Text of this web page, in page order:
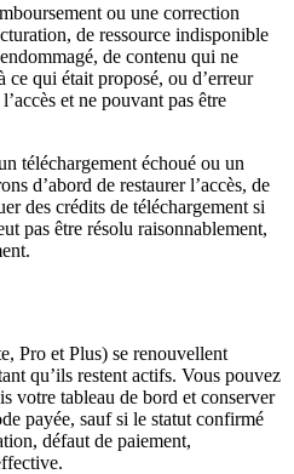
ou une correction
de ressource indisponible
de contenu qui ne
ce qui était proposé, ou d’erreur
et ne pouvant pas être
téléchargement échoué ou un
d’abord de restaurer l’accès, de
des crédits de téléchargement si
pas être résolu raisonnablement,
Pro et Plus) se renouvellent
qu’ils restent actifs. Vous pouvez
votre tableau de bord et conserver
payée, sauf si le statut confirmé
défaut de paiement,